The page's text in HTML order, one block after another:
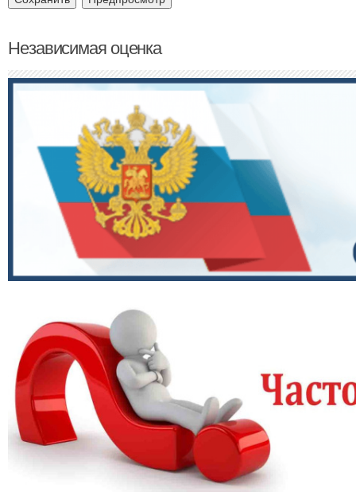
Независимая оценка